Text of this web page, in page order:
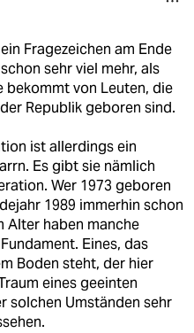
Fragezeichen am Ende
sehr viel mehr, als
bekommt von Leuten, die
Republik geboren sind.
ist allerdings ein
Es gibt sie nämlich
Wer 1973 geboren
1989 immerhin schon
Alter haben manche
Eines, das
Boden steht, der hier
eines geeinten
solchen Umständen sehr